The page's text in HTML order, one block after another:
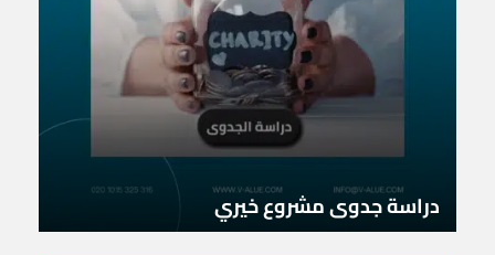
دراسة جدوى مشروع خيري